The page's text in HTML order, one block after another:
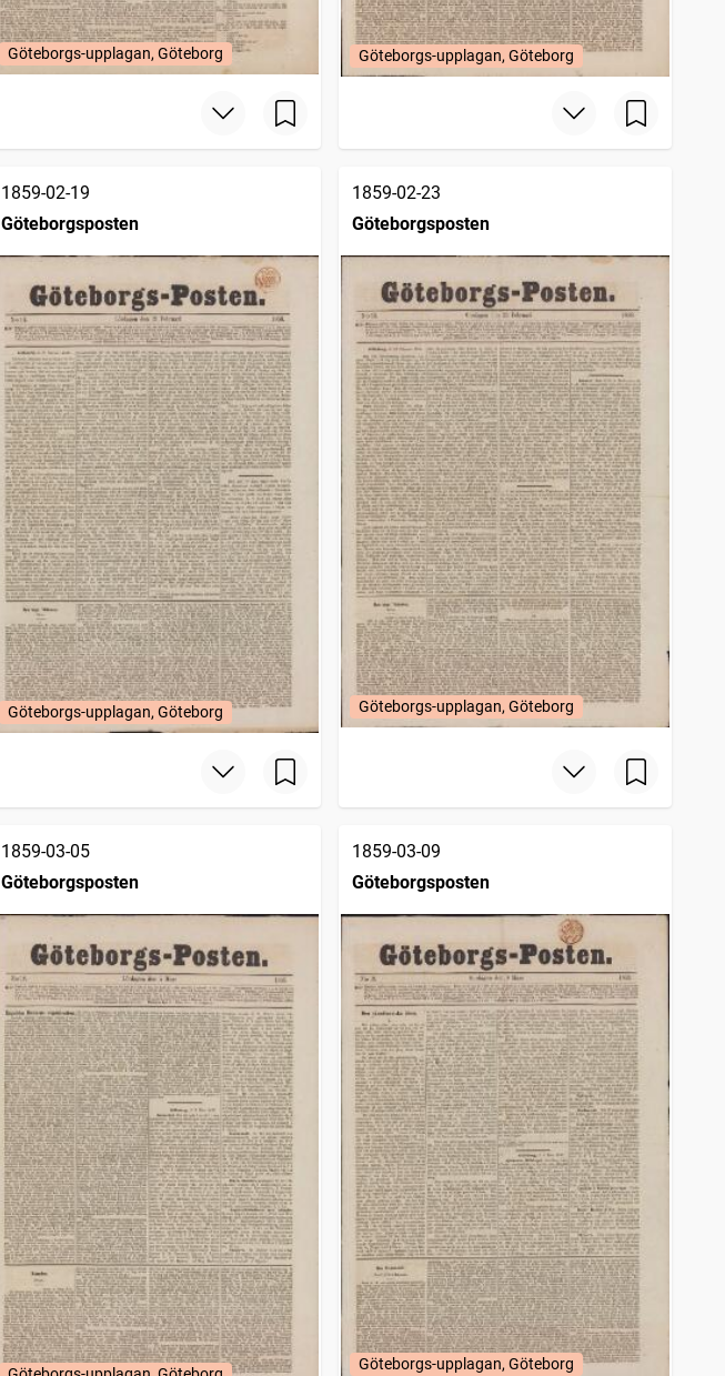
Göteborgs-upplagan, Göteborg Göteborgs-upplagan, Göteborg
1859-02-19
Göteborgsposten
Göteborgs-upplagan, Göteborg
1859-02-23
Göteborgsposten
Göteborgs-upplagan, Göteborg
1859-03-05
Göteborgsposten
1859-03-09
Göteborgsposten
Göteborgs-upplagan, Göteborg